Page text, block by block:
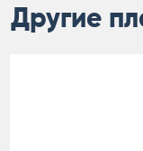
Другие